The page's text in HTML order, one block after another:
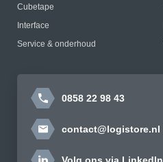
Cubetape
Interface
Service & onderhoud
0858 22 98 43
contact@logistore.nl